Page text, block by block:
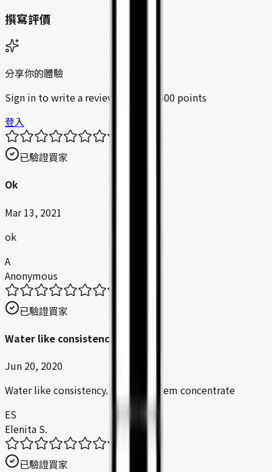
撰寫評價
分享你的體驗
Sign in to write a review and earn
500 points
登入
已驗證買家
Ok
Mar 13, 2021
ok
A
Anonymous
已驗證買家
Water like consistency
Jun 20, 2020
Water like consistency. Does not seem concentrate
ES
Elenita S.
已驗證買家